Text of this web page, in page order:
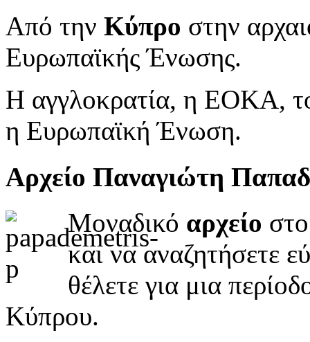
Από την Κύπρο στην
Ευρωπαϊκής Ένωσης.
Η αγγλοκρατία, η ΕΟΚΑ,
η Ευρωπαϊκή Ένωση.
Αρχείο Παναγιώτη
Μοναδικό αρχείο
και να αναζητήσετε
θέλετε για μια
Κύπρου.